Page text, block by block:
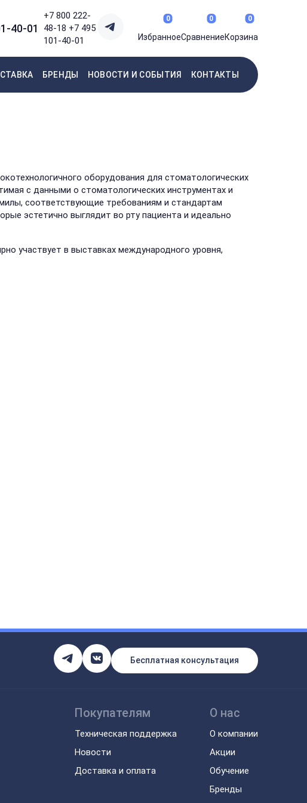
40-01
+7 800 222-
48-18 +7 495
101-40-01
Избранное
0
Сравнение
0
Корзина
0
БРЕНДЫ НОВОСТИ И СОБЫТИЯ КОНТАКТЫ
оборудования для стоматологических
с данными о стоматологических инструментах и
соответствующие требованиям и стандартам
эстетично выглядит во рту пациента и идеально
участвует в выставках международного уровня,
Бесплатная консультация
Покупателям
Техническая поддержка
Новости
Доставка и оплата
О нас
О компании
Акции
Обучение
Бренды